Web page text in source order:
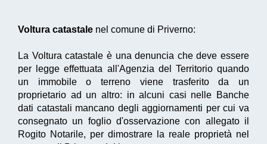
Voltura catastale nel comune di Priverno:
La Voltura catastale è una denuncia che deve essere
per legge effettuata all'Agenzia del Territorio quando
un immobile o terreno viene trasferito da un
proprietario ad un altro: in alcuni casi nelle Banche
dati catastali mancano degli aggiornamenti per cui va
consegnato un foglio d'osservazione con allegato il
Rogito Notarile, per dimostrare la reale proprietà nel